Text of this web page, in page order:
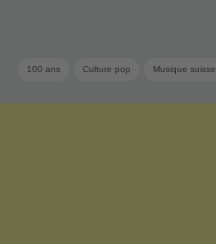
100 ans Culture pop Musique suisse